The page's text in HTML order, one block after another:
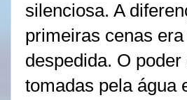
silenciosa. A
primeiras cenas
despedida. O
tomadas pela água